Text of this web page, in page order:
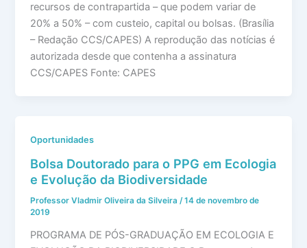
recursos de contrapartida – que podem variar de
20% a 50% – com custeio, capital ou bolsas. (Brasília
– Redação CCS/CAPES) A reprodução das notícias é
autorizada desde que contenha a assinatura
CCS/CAPES Fonte: CAPES
Oportunidades
Bolsa Doutorado para o PPG em Ecologia
e Evolução da Biodiversidade
Professor Vladmir Oliveira da Silveira/14 de novembro de
2019
PROGRAMA DE PÓS-GRADUAÇÃO EM ECOLOGIA E